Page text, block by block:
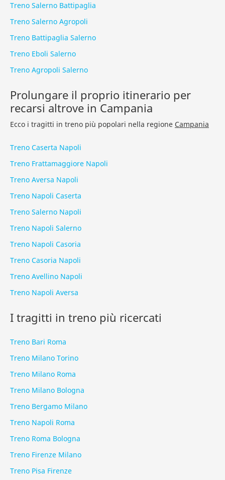
Treno Salerno Battipaglia
Treno Salerno Agropoli
Treno Battipaglia Salerno
Treno Eboli Salerno
Treno Agropoli Salerno
Prolungare il proprio itinerario per
recarsi altrove in Campania
Ecco i tragitti in treno più popolari nella regione Campania
Treno Caserta Napoli
Treno Frattamaggiore Napoli
Treno Aversa Napoli
Treno Napoli Caserta
Treno Salerno Napoli
Treno Napoli Salerno
Treno Napoli Casoria
Treno Casoria Napoli
Treno Avellino Napoli
Treno Napoli Aversa
I tragitti in treno più ricercati
Treno Bari Roma
Treno Milano Torino
Treno Milano Roma
Treno Milano Bologna
Treno Bergamo Milano
Treno Napoli Roma
Treno Roma Bologna
Treno Firenze Milano
Treno Pisa Firenze